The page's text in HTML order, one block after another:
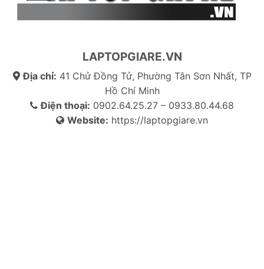
LAPTOPGIARE.VN
Địa chỉ: 41 Chử Đồng Tử, Phường Tân Sơn Nhất, TP
Hồ Chí Minh
Điện thoại: 0902.64.25.27 – 0933.80.44.68
Website: https://laptopgiare.vn